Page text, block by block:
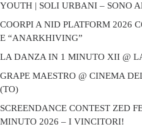
YOUTH | SOLI URBANI – SONO
COORPI A NID PLATFORM 2026
E “ANARKHIVING”
LA DANZA IN 1 MINUTO XII @
GRAPE MAESTRO @ CINEMA
(TO)
SCREENDANCE CONTEST ZED
MINUTO 2026 – I VINCITORI!